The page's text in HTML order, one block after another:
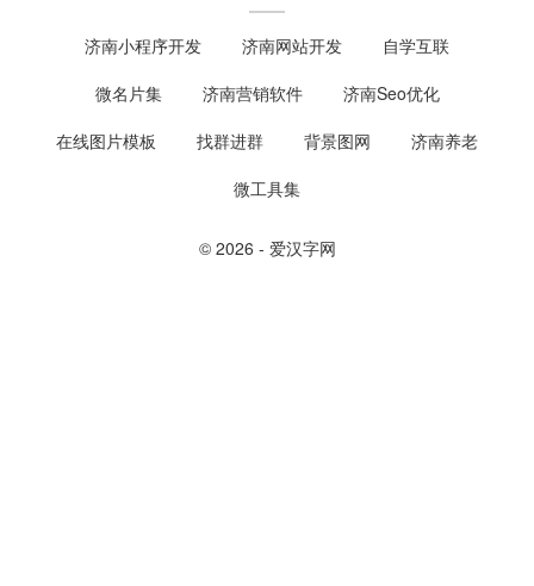
济南小程序开发 济南网站开发
自学互联
微名片集
济南营销软件
济南Seo优化
在线图片模板
找群进群 背景图网
济南养老
微工具集
© 2026 - 爱汉字网